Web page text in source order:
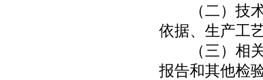
（二）技术
依据、生产工
（三）相关
报告和其他检